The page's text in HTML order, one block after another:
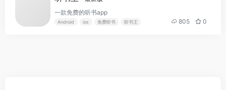
一款免费的听书app
Android ios 免费听书 听书王 805 0